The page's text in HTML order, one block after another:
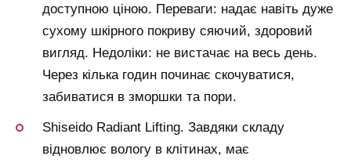
доступною ціною. Переваги: надає навіть дуже
сухому шкірного покриву сяючий, здоровий
вигляд. Недоліки: не вистачає на весь день.
Через кілька годин починає скочуватися,
забиватися в зморшки та пори.
Shiseido Radiant Lifting. Завдяки складу
відновлює вологу в клітинах, має